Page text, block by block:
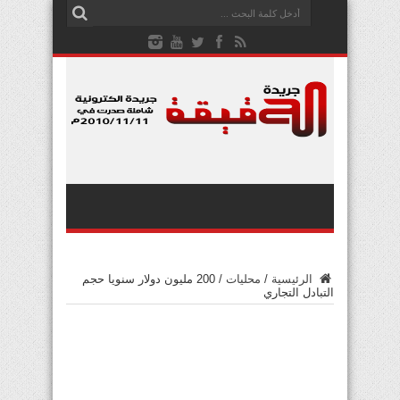
الرئيسية / محليات /
200 مليون دولار سنويا حجم
التبادل التجاري